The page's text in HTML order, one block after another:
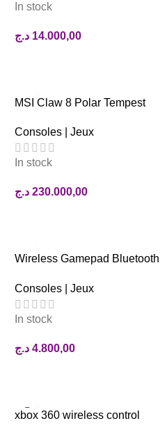
In stock
14.000,00 د.ج
MSI Claw 8 Polar Tempest
LPDDR5 – SSD 2TB – Intel
Arc Graphics – 8″ Full HD
120Hz Tactile 500Nits
Consoles | Jeux
In stock
230.000,00 د.ج
Wireless Gamepad Bluetooth
Vibration JoyPad for PS4/PS4
Pro/PS4 SlimController PS3
Consoles | Jeux
In stock
4.800,00 د.ج
xbox 360 wireless control